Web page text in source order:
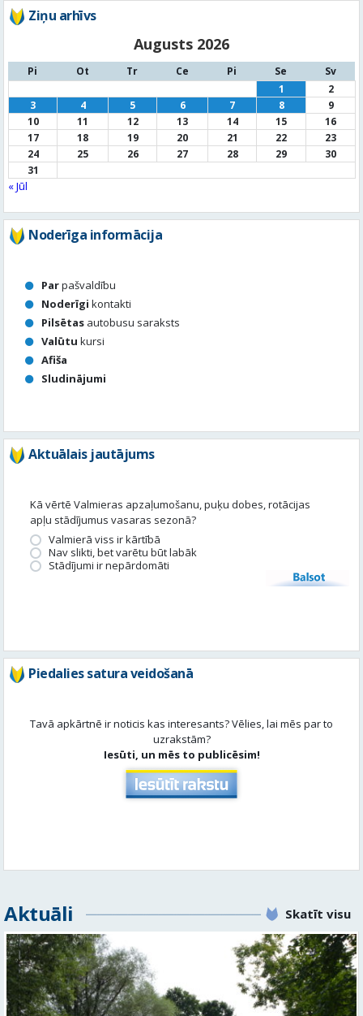
Ziņu arhīvs
Augusts 2026
Pi Ot Tr Ce Pi Se
Sv
1
2
3
4 5 6 7 8
9
10
11 12 13 14 15
16
17
18 19 20 21 22
23
24
25 26 27 28 29
30
31
« Jūl
Noderīga informācija
Parpašvaldību
Noderīgi kontakti
Pilsētas autobusu saraksts
Valūtu kursi
Afiša
Sludinājumi
Aktuālais jautājums
Kā vērtē Valmieras apzaļumošanu, puķu dobes, rotācijas
apļu stādījumus vasaras sezonā?
Valmierā viss ir kārtībā
Nav slikti, bet varētu būt labāk
Stādījumi ir nepārdomāti
Balsot
Piedalies satura veidošanā
Tavā apkārtnē ir noticis kas interesants? Vēlies, lai mēs par to
uzrakstām?
Iesūti, un mēs to publicēsim!
Aktuāli Skatīt visu